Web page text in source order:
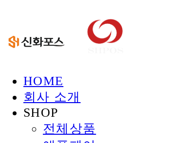
HOME
회사 소개
SHOP
전체상품